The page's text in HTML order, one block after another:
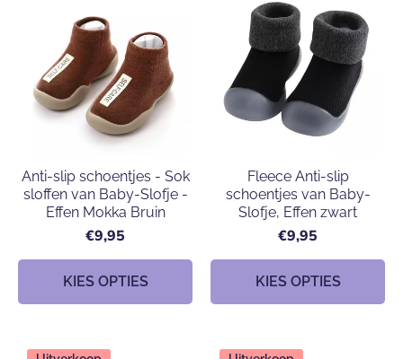
Anti-slip schoentjes - Sok
sloffen van Baby-Slofje -
Effen Mokka Bruin
€9,95
KIES OPTIES
Fleece Anti-slip
schoentjes van Baby-
Slofje, Effen zwart
€9,95
KIES OPTIES